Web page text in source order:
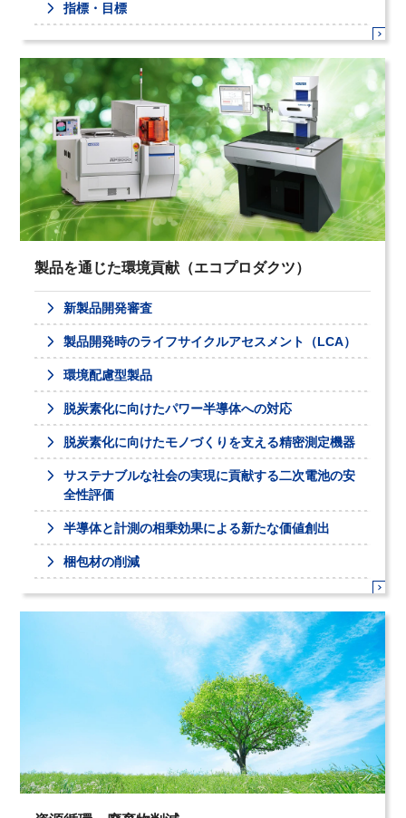
指標・目標
製品を通じた環境貢献（エコプロダクツ）
新製品開発審査
製品開発時のライフサイクルアセスメント（LCA）
環境配慮型製品
脱炭素化に向けたパワー半導体への対応
脱炭素化に向けたモノづくりを支える精密測定機器
サステナブルな社会の実現に貢献する二次電池の安
全性評価
半導体と計測の相乗効果による新たな価値創出
梱包材の削減